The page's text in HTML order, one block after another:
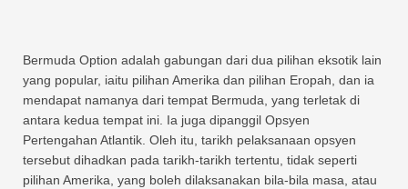
Bermuda Option adalah gabungan dari dua pilihan eksotik lain
yang popular, iaitu pilihan Amerika dan pilihan Eropah, dan ia
mendapat namanya dari tempat Bermuda, yang terletak di
antara kedua tempat ini. Ia juga dipanggil Opsyen
Pertengahan Atlantik. Oleh itu, tarikh pelaksanaan opsyen
tersebut dihadkan pada tarikh-tarikh tertentu, tidak seperti
pilihan Amerika, yang boleh dilaksanakan bila-bila masa, atau